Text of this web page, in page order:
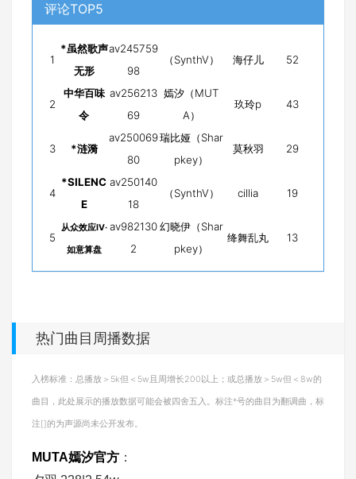
评论TOP5
1
*虽然歌声
无形
av245759
98
（SynthV） 海仔儿 52
2
中华百味
令
av256213
69
嫣汐（MUT
A）
玖玲p 43
3 *涟漪
av250069
80
瑞比娅（Shar
pkey）
莫秋羽 29
4
*SILENC
E
av250140
18
（SynthV） cillia 19
5
从众效应Ⅳ·
如意算盘
av982130
2
幻晓伊（Shar
pkey）
绛舞乱丸 13
热门曲目周播数据
入榜标准：总播放＞5k但＜5w且周增长200以上；或总播放＞5w但＜8w的
曲目，此处展示的播放数据可能会被四舍五入。标注*号的曲目为翻调曲，标
注[]的为声源尚未公开发布。
MUTA嫣汐官方 ：